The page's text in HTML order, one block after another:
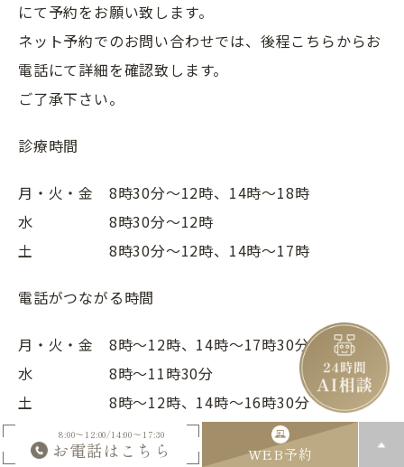
にて予約をお願い致します。
ネット予約でのお問い合わせでは、後程こちらからお
電話にて詳細を確認致します。
ご了承下さい。
診療時間
月・火・金 8時30分〜12時、14時〜18時
水 8時30分〜12時
土 8時30分〜12時、14時〜17時
電話がつながる時間
月・火・金 8時〜12時、14時〜17時30分
水 8時〜11時30分
土 8時〜12時、14時〜16時30分
になります。
8:00～12:00/14:00～17:30
お電話はこちら WEB予約